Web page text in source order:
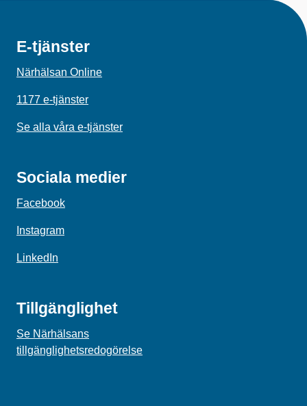
E-tjänster
Närhälsan Online
1177 e-tjänster
Se alla våra e-tjänster
Sociala medier
Facebook
Instagram
LinkedIn
Tillgänglighet
Se Närhälsans
tillgänglighetsredogörelse